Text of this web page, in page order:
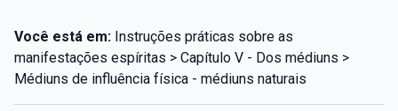
Você está em: Instruções práticas sobre as
manifestações espíritas > Capítulo V - Dos médiuns >
Médiuns de influência física - médiuns naturais